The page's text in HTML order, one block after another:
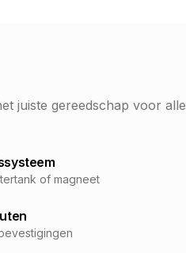
juiste gereedschap voor alle
of magneet